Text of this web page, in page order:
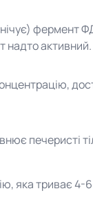
фермент
надто активний.
печеристі
яка триває 4-